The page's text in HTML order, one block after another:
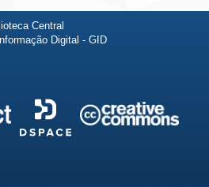
Central
Digital - GID